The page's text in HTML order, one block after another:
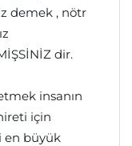
demek , nötr
dir.
insanın
için
en büyük